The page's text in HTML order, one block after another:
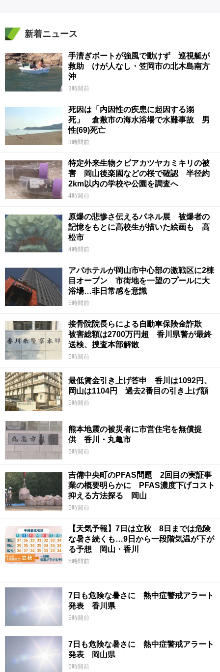
新着ニュース
手漕ぎボートが強風で動けず 巡視艇が
救助 けが人なし・笠岡市の北木島南方
沖
3時間前
死因は「内因性の疾患に起因する溺
死」 倉敷市の海水浴場で水難事故 男
性(69)死亡
3時間前
特定外来生物クビアカツヤカミキリの被
害 岡山後楽園などの桜で確認 半径約
2km以内の学校や公園を調査へ
4時間前
原爆の悲惨さ伝えるパネル展 被爆者の
記憶をもとに高校生が描いた絵画も 高
松市
4時間前
アパホテルが岡山市中心部の激戦区に2棟
目オープン 市街地を一望のプールに大
浴場…非日常感を意識
5時間前
接骨院院長らによる自動車保険金詐欺
被害総額は2700万円超 香川県警が最終
送検、捜査本部解散
5時間前
最低賃金引き上げ答申 香川は1092円、
岡山は1104円 過去2番目の引き上げ額
5時間前
熊本地震の被災者に市営住宅を無償提
供 香川・丸亀市
5時間前
吉備中央町のPFAS問題 2回目の実証事
業の概要明らかに PFAS濃度下げコスト
抑える方法探る 岡山
5時間前
【天気予報】7日は立秋 8日までは危険
な暑さ続くも…9日から一段階気温が下が
る予想 岡山・香川
5時間前
7日も危険な暑さに 熱中症警戒アラート
発表 香川県
5時間前
7日も危険な暑さに 熱中症警戒アラート
発表 岡山県
5時間前